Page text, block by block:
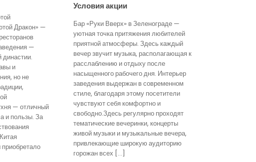
Дракон» —
—
династии.
и
но не
— отличный
и пользы. За
Условия акции
Бар «Руки Вверх» в Зеленограде —
уютная точка притяжения любителей
приятной атмосферы. Здесь каждый
вечер звучит музыка, располагающая к
расслаблению и отдыху после
насыщенного рабочего дня. Интерьер
заведения выдержан в современном
стиле, благодаря этому посетители
чувствуют себя комфортно и
свободно.Здесь регулярно проходят
тематические вечеринки, концерты
живой музыки и музыкальные вечера,
привлекающие широкую аудиторию
горожан всех […]